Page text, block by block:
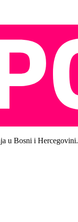
u Bosni i Hercegovini.